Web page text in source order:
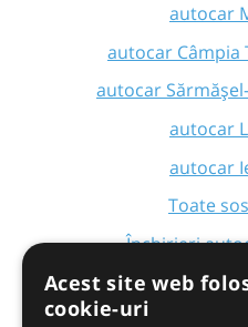
autocar
autocar Câmpia
autocar
autocar
autocar
Toate
Închirieri
Acest site web
cookie-uri